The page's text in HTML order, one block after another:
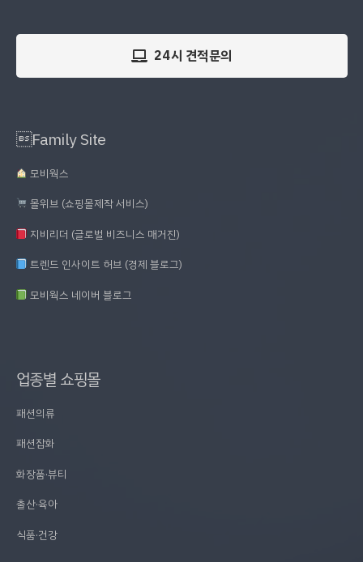
24시 견적문의
Family Site
모비웍스
몰위브 (쇼핑몰제작 서비스)
지비리더 (글로벌 비즈니스 매거진)
트렌드 인사이트 허브 (경제 블로그)
모비웍스 네이버 블로그
업종별 쇼핑몰
패션의류
패션잡화
화장품·뷰티
출산·육아
식품·건강